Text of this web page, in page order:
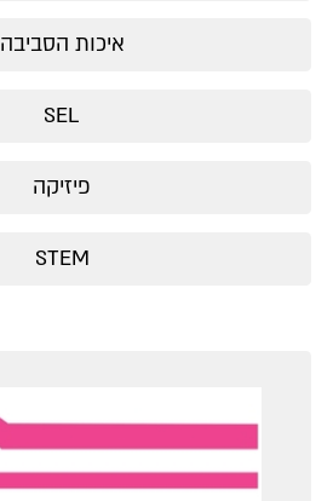
איכות הסביבה
SEL
פיזיקה
STEM